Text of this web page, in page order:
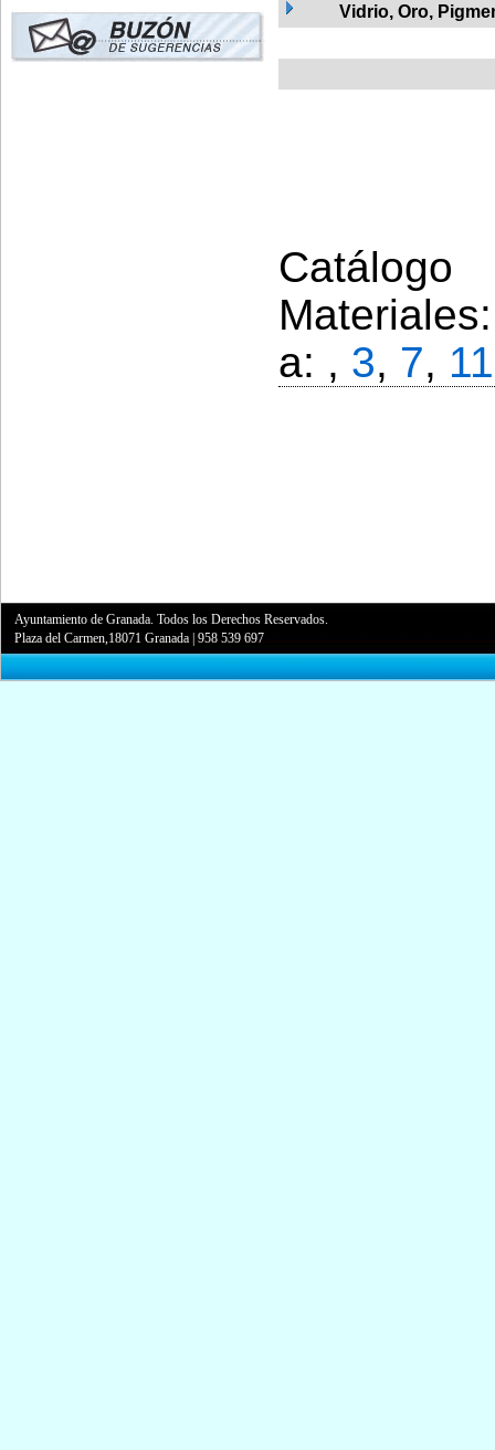
Vidrio, Oro,
a: , 3, 7, 11
Ayuntamiento de Granada. Todos los Derechos Reservados.
Plaza del Carmen,18071 Granada |958 539 697